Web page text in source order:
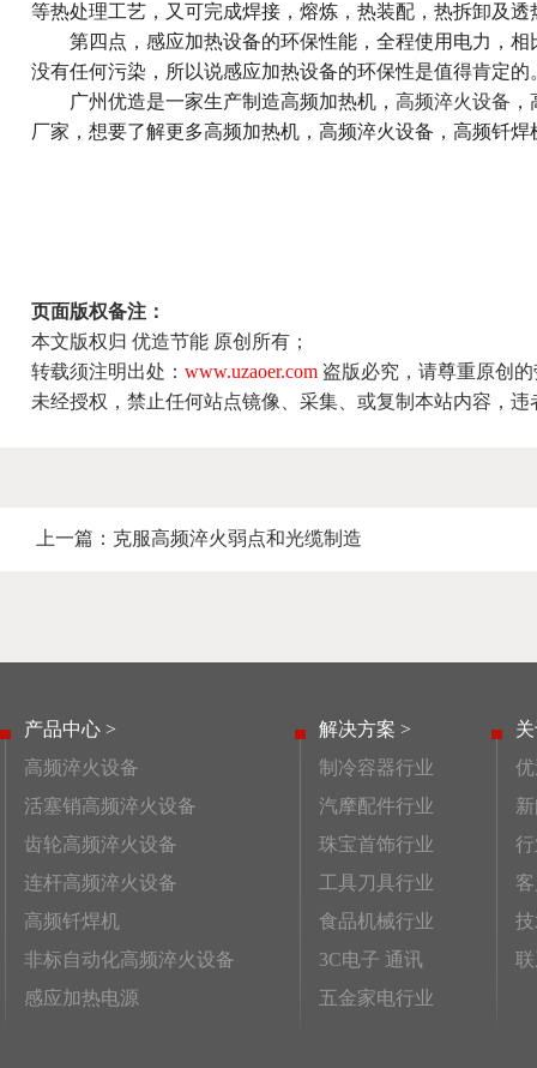
等热处理工艺，又可完成焊接，熔炼，热装配，热拆卸及
第四点，感应加热设备的环保性能，全程使用电力，相
没有任何污染，所以说感应加热设备的环保性是值得肯定的
广州优造是一家生产制造高频加热机， 高频淬火设备
厂家，想要了解更多高频加热机，高频淬火设备，高频钎
页面版权备注：
本文版权归 优造节能 原创所有；
转载须注明出处： www.uzaoer.com 盗版必究，请尊重原创
未经授权，禁止任何站点镜像、采集、或复制本站内容，
上一篇： 克服高频淬火弱点和光缆制造
产品中心 >
高频淬火设备
活塞销高频淬火设备
齿轮高频淬火设备
连杆高频淬火设备
高频钎焊机
非标自动化高频淬火设备
感应加热电源
解决方案 >
制冷容器行业
汽摩配件行业
珠宝首饰行业
工具刀具行业
食品机械行业
3C电子 通讯
五金家电行业